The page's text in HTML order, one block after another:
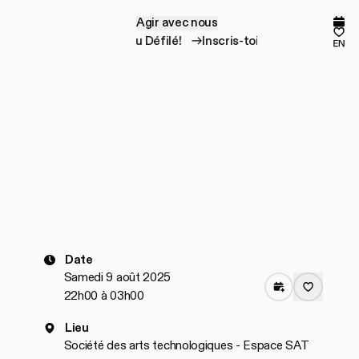
Agir avec nous
Agir avec nous
Inscris-toi au Défilé!
Inscris-toi au Défilé!en
Date
Samedi 9 août 2025
22h00 à 03h00
Lieu
Société des arts technologiques - Espace SAT